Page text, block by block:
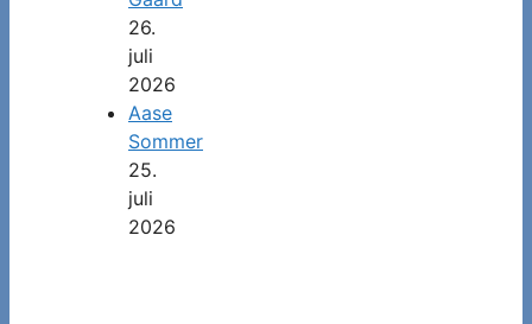
26.
juli
2026
Aase
Sommer
25.
juli
2026